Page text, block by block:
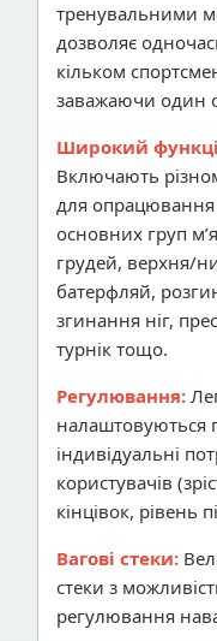
тренувальними
дозволяє
кільком
заважаючи один
Широкий
Включають
для опрацювання
основних груп
грудей, верхня/
батерфляй,
згинання ніг,
турнік тощо.
Регулювання:
налаштовуються
індивідуальні
користувачів
кінцівок, рівень
Вагові стеки:
стеки з
регулювання